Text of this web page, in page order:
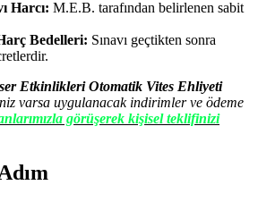
Harcı: M.E.B. tarafından belirlenen sabit
Bedelleri: Sınavı geçtikten sonra
Etkinlikleri Otomatik Vites Ehliyeti
varsa uygulanacak indirimler ve ödeme
görüşerek kişisel teklifinizi